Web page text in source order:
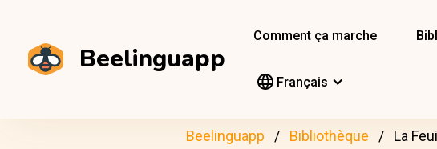
Beelinguapp
Comment ça marche
Français
Beelinguapp Bibliothèque La